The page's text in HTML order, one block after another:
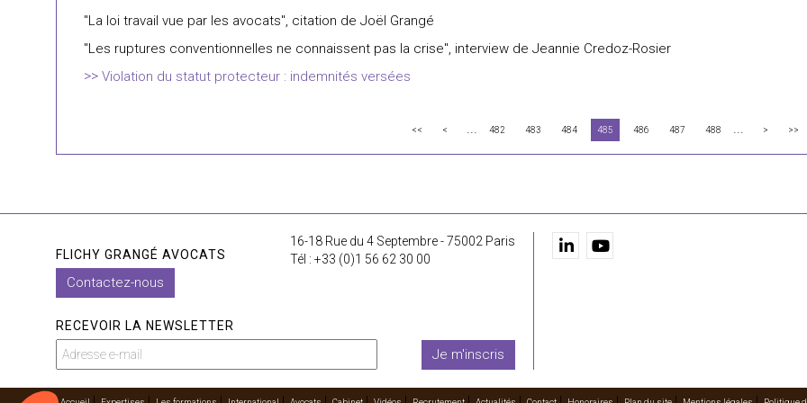
"La loi travail vue par les avocats", citation de Joël Grangé
"Les ruptures conventionnelles ne connaissent pas la crise", interview de Jeannie Credoz-Rosier
Violation du statut protecteur : indemnités versées
<< < ... 482 483 484 485 486 487 488 ... > >>
FLICHY GRANGÉ AVOCATS
16-18 Rue du 4 Septembre - 75002 Paris
Tél : +33 (0)1 56 62 30 00
Contactez-nous
RECEVOIR LA NEWSLETTER
Je m'inscris